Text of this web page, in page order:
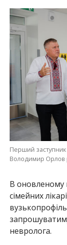
Перший
Володимир Орлов
В оновленому
сімейних
невролога.